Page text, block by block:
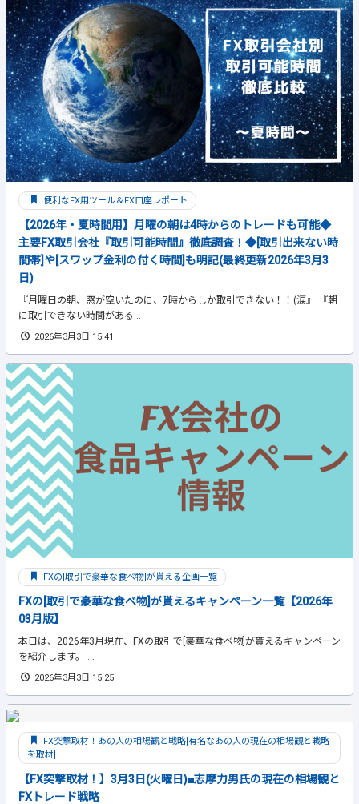
便利なFX用ツール＆FX口座レポート
【2026年・夏時間用】月曜の朝は4時からのトレードも可能◆
主要FX取引会社『取引可能時間』徹底調査！◆[取引出来ない時
間帯]や[スワップ金利の付く時間]も明記(最終更新2026年3月3
日)
『月曜日の朝、窓が空いたのに、7時からしか取引できない！！(涙』 『朝
に取引できない時間がある...
2026年3月3日 15:41
FXの[取引で豪華な食べ物]が貰える企画一覧
FXの[取引で豪華な食べ物]が貰えるキャンペーン一覧【2026年
03月版】
本日は、2026年3月現在、FXの取引で[豪華な食べ物]が貰えるキャンペーン
を紹介します。 ...
2026年3月3日 15:25
FX突撃取材！あの人の相場観と戦略[有名なあの人の現在の相場観と戦略
を取材]
【FX突撃取材！】3月3日(火曜日)■志摩力男氏の現在の相場観と
FXトレード戦略